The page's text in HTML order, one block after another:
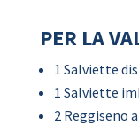
PER LA
1 Salviette
1 Salviette
2 Reggiseno